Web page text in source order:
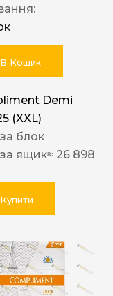
В Кошик
Demi
(XXL)
за блок
за ящик≈ 26 898
Купити